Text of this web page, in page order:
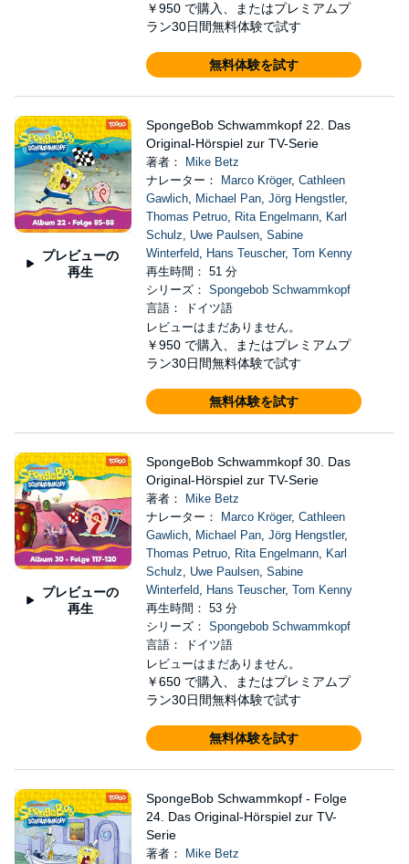
￥950 で購入、またはプレミアムプ
ラン30日間無料体験で試す
無料体験を試す
プレビューの
再生
SpongeBob Schwammkopf 22. Das
Original-Hörspiel zur TV-Serie
著者：
Mike Betz
ナレーター：
Marco Kröger, Cathleen
Gawlich, Michael Pan, Jörg Hengstler,
Thomas Petruo, Rita Engelmann, Karl
Schulz, Uwe Paulsen, Sabine
Winterfeld, Hans Teuscher, Tom Kenny
再生時間： 51 分
シリーズ： Spongebob Schwammkopf
言語： ドイツ語
レビューはまだありません。
￥950 で購入、またはプレミアムプ
ラン30日間無料体験で試す
無料体験を試す
プレビューの
再生
SpongeBob Schwammkopf 30. Das
Original-Hörspiel zur TV-Serie
著者：
Mike Betz
ナレーター：
Marco Kröger, Cathleen
Gawlich, Michael Pan, Jörg Hengstler,
Thomas Petruo, Rita Engelmann, Karl
Schulz, Uwe Paulsen, Sabine
Winterfeld, Hans Teuscher, Tom Kenny
再生時間： 53 分
シリーズ： Spongebob Schwammkopf
言語： ドイツ語
レビューはまだありません。
￥650 で購入、またはプレミアムプ
ラン30日間無料体験で試す
無料体験を試す
SpongeBob Schwammkopf - Folge
24. Das Original-Hörspiel zur TV-
Serie
著者：
Mike Betz